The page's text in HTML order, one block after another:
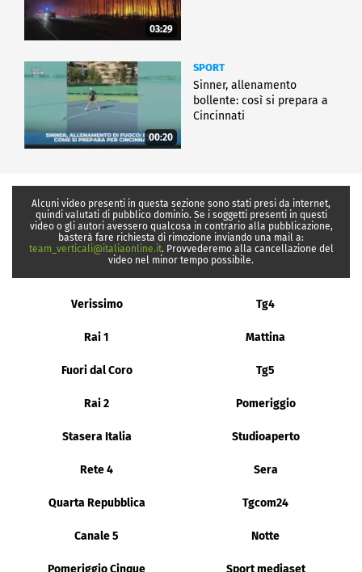
03:29
00:20
SPORT
Sinner, allenamento
bollente: così si prepara a
Cincinnati
Alcuni video presenti in questa sezione sono stati presi da internet,
quindi valutati di pubblico dominio. Se i soggetti presenti in questi
video o gli autori avessero qualcosa in contrario alla pubblicazione,
basterà fare richiesta di rimozione inviando una mail a:
team_verticali@italiaonline.it. Provvederemo alla cancellazione del
video nel minor tempo possibile.
Verissimo Tg4
Rai 1 Mattina
Fuori dal Coro Tg5
Rai 2 Pomeriggio
Stasera Italia Studioaperto
Rete 4 Sera
Quarta Repubblica Tgcom24
Canale 5 Notte
Pomeriggio Cinque Sport mediaset